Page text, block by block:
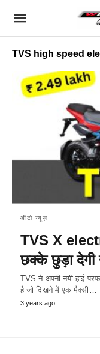
TVS high speed
ऑटो न्यूज़
TVS X
छक्के छुड़ा
TVS ने अपनी नयी हाई
है जो दिखने में एक मैक्सी…
3 years ago